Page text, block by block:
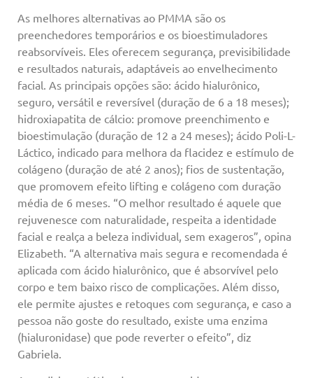
As melhores alternativas ao PMMA são os
preenchedores temporários e os bioestimuladores
reabsorvíveis. Eles oferecem segurança, previsibilidade
e resultados naturais, adaptáveis ao envelhecimento
facial. As principais opções são: ácido hialurônico,
seguro, versátil e reversível (duração de 6 a 18 meses);
hidroxiapatita de cálcio: promove preenchimento e
bioestimulação (duração de 12 a 24 meses); ácido Poli-L-
Láctico, indicado para melhora da flacidez e estímulo de
colágeno (duração de até 2 anos); fios de sustentação,
que promovem efeito lifting e colágeno com duração
média de 6 meses. “O melhor resultado é aquele que
rejuvenesce com naturalidade, respeita a identidade
facial e realça a beleza individual, sem exageros”, opina
Elizabeth. “A alternativa mais segura e recomendada é
aplicada com ácido hialurônico, que é absorvível pelo
corpo e tem baixo risco de complicações. Além disso,
ele permite ajustes e retoques com segurança, e caso a
pessoa não goste do resultado, existe uma enzima
(hialuronidase) que pode reverter o efeito”, diz
Gabriela.